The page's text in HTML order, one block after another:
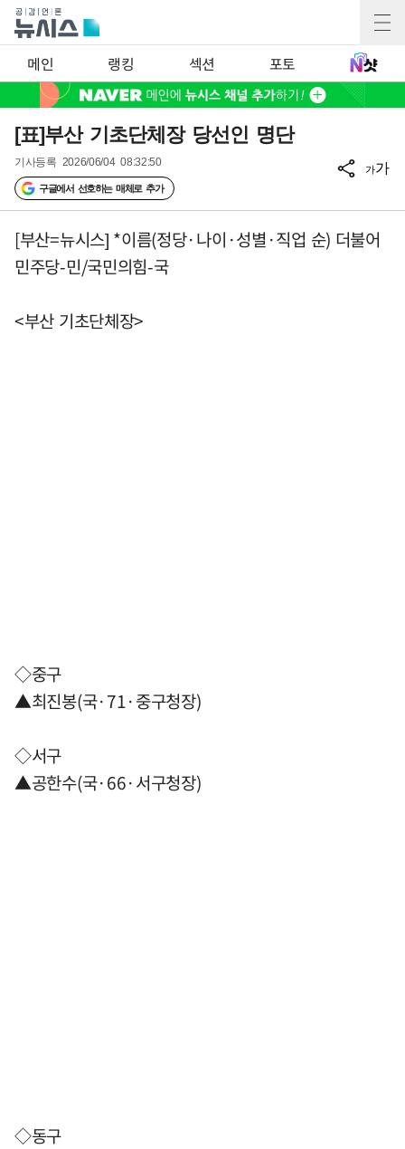
메인 랭킹 섹션 포토
[표]부산 기초단체장 당선인 명단
기사등록 2026/06/04 08:32:50
구글에서 선호하는 매체로 추가
가가
[부산=뉴시스] *이름(정당·나이·성별·직업 순) 더불어
민주당-민/국민의힘-국
<부산 기초단체장>
◇중구
▲최진봉(국·71·중구청장)
◇서구
▲공한수(국·66·서구청장)
◇동구